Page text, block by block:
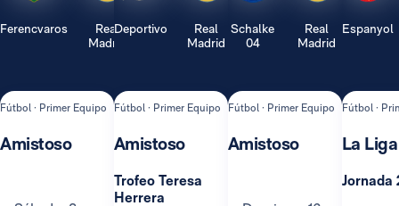
Ferencvaros
Real
Madrid
Fútbol · Primer Equipo
Amistoso
Deportivo
Real
Madrid
Fútbol · Primer Equipo
Amistoso
Trofeo Teresa
Herrera
Schalke
04
Real
Madrid
Fútbol · Primer Equipo
Amistoso
Espanyol
Fútbol ·
La Liga
Jornada